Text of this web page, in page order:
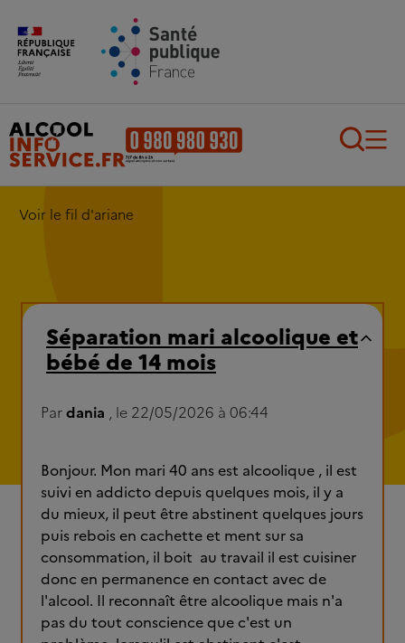
Aller au contenu principal
Voir le fil d'ariane
Séparation mari alcoolique et
bébé de 14 mois
Pardania , le 22/05/2026 à 06:44
Bonjour. Mon mari 40 ans est alcoolique , il est
suivi en addicto depuis quelques mois, il y a
du mieux, il peut être abstinent quelques jours
puis rebois en cachette et ment sur sa
consommation, il boit au travail il est cuisiner
donc en permanence en contact avec de
l'alcool. Il reconnaît être alcoolique mais n'a
pas du tout conscience que c'est un